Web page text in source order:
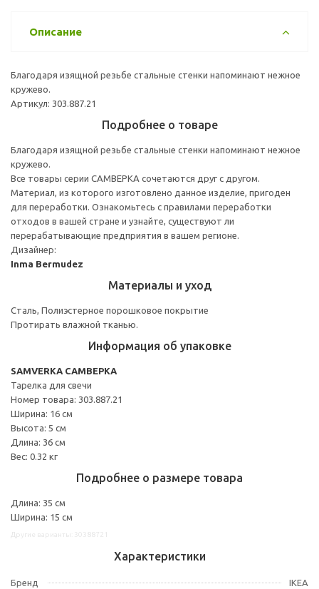
Описание
Благодаря изящной резьбе стальные стенки напоминают нежное
кружево.
Артикул: 303.887.21
Подробнее о товаре
Благодаря изящной резьбе стальные стенки напоминают нежное
кружево.
Все товары серии САМВЕРКА сочетаются друг с другом.
Материал, из которого изготовлено данное изделие, пригоден
для переработки. Ознакомьтесь с правилами переработки
отходов в вашей стране и узнайте, существуют ли
перерабатывающие предприятия в вашем регионе.
Дизайнер:
Inma Bermudez
Материалы и уход
Сталь, Полиэстерное порошковое покрытие
Протирать влажной тканью.
Информация об упаковке
SAMVERKA САМВЕРКА
Тарелка для свечи
Номер товара: 303.887.21
Ширина: 16 см
Высота: 5 см
Длина: 36 см
Вес: 0.32 кг
Подробнее о размере товара
Длина: 35 см
Ширина: 15 см
Характеристики
Бренд
IKEA